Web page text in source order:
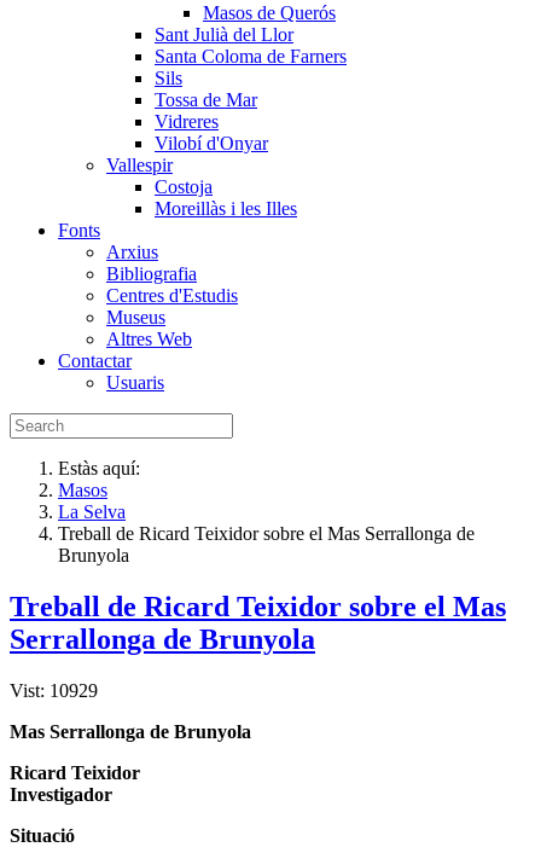
Masos de Querós
Sant Julià del Llor
Santa Coloma de Farners
Sils
Tossa de Mar
Vidreres
Vilobí d'Onyar
Vallespir
Costoja
Moreillàs i les Illes
Fonts
Arxius
Bibliografia
Centres d'Estudis
Museus
Altres Web
Contactar
Usuaris
Estàs aquí:
Masos
La Selva
Treball de Ricard Teixidor sobre el Mas Serrallonga de
Brunyola
Treball de Ricard Teixidor sobre el Mas
Serrallonga de Brunyola
Vist: 10929
Mas Serrallonga de Brunyola
Ricard Teixidor
Investigador
Situació